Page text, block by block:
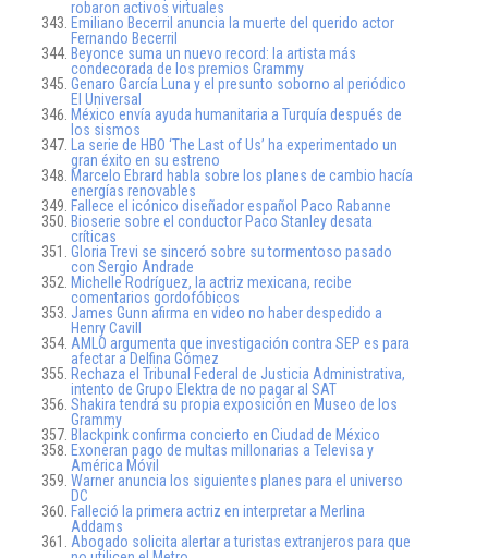
robaron activos virtuales
Emiliano Becerril anuncia la muerte del querido actor
Fernando Becerril
Beyonce suma un nuevo record: la artista más
condecorada de los premios Grammy
Genaro García Luna y el presunto soborno al periódico
El Universal
México envía ayuda humanitaria a Turquía después de
los sismos
La serie de HBO ‘The Last of Us’ ha experimentado un
gran éxito en su estreno
Marcelo Ebrard habla sobre los planes de cambio hacía
energías renovables
Fallece el icónico diseñador español Paco Rabanne
Bioserie sobre el conductor Paco Stanley desata
críticas
Gloria Trevi se sinceró sobre su tormentoso pasado
con Sergio Andrade
Michelle Rodríguez, la actriz mexicana, recibe
comentarios gordofóbicos
James Gunn afirma en video no haber despedido a
Henry Cavill
AMLO argumenta que investigación contra SEP es para
afectar a Delfina Gómez
Rechaza el Tribunal Federal de Justicia Administrativa,
intento de Grupo Elektra de no pagar al SAT
Shakira tendrá su propia exposición en Museo de los
Grammy
Blackpink confirma concierto en Ciudad de México
Exoneran pago de multas millonarias a Televisa y
América Móvil
Warner anuncia los siguientes planes para el universo
DC
Falleció la primera actriz en interpretar a Merlina
Addams
Abogado solicita alertar a turistas extranjeros para que